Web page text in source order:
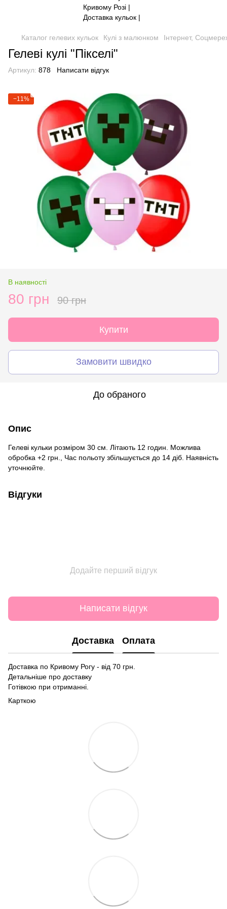
Каталог гелевих кульок Кулі з малюнком Інтернет,
Гелеві кулі "Пікселі"
Артикул: 878 Написати відгук
−11%
В наявності
80 грн 90 грн
Купити
Замовити швидко
До обраного
Опис
Гелеві кульки розміром 30 см. Літають 12 годин. Можлива
обробка +2 грн., Час польоту збільшується до 14 діб. Наявність
уточнюйте.
Відгуки
Додайте перший відгук
Написати відгук
Доставка Оплата
Доставка по Кривому Рогу - від 70 грн.
Детальніше про доставку
Готівкою при отриманні.
Карткою